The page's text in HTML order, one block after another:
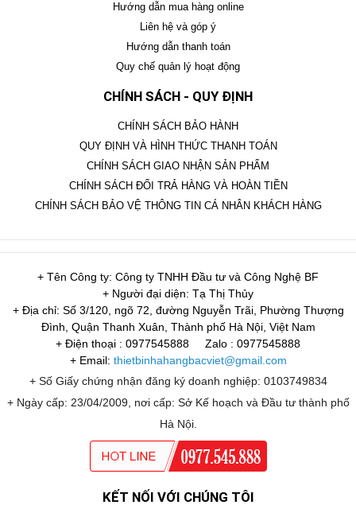
Hướng dẫn mua hàng online
Liên hệ và góp ý
Hướng dẫn thanh toán
Quy chế quản lý hoạt động
CHÍNH SÁCH - QUY ĐỊNH
CHÍNH SÁCH BẢO HÀNH
QUY ĐỊNH VÀ HÌNH THỨC THANH TOÁN
CHÍNH SÁCH GIAO NHẬN SẢN PHẨM
CHÍNH SÁCH ĐỔI TRẢ HÀNG VÀ HOÀN TIỀN
CHÍNH SÁCH BẢO VỆ THÔNG TIN CÁ NHÂN KHÁCH HÀNG
+ Tên Công ty: Công ty TNHH Đầu tư và Công Nghệ BF
+ Người đại diện: Tạ Thị Thủy
+ Địa chỉ: Số 3/120, ngõ 72, đường Nguyễn Trãi, Phường Thượng
Đình, Quận Thanh Xuân, Thành phố Hà Nội, Việt Nam
+ Điện thoại : 0977545888
Zalo : 0977545888
+ Email: thietbinhahangbacviet@gmail.com
+ Số Giấy chứng nhận đăng ký doanh nghiệp: 0103749834
+ Ngày cấp: 23/04/2009, nơi cấp: Sở Kế hoạch và Đầu tư thành phố
Hà Nội.
KẾT NỐI VỚI CHÚNG TÔI